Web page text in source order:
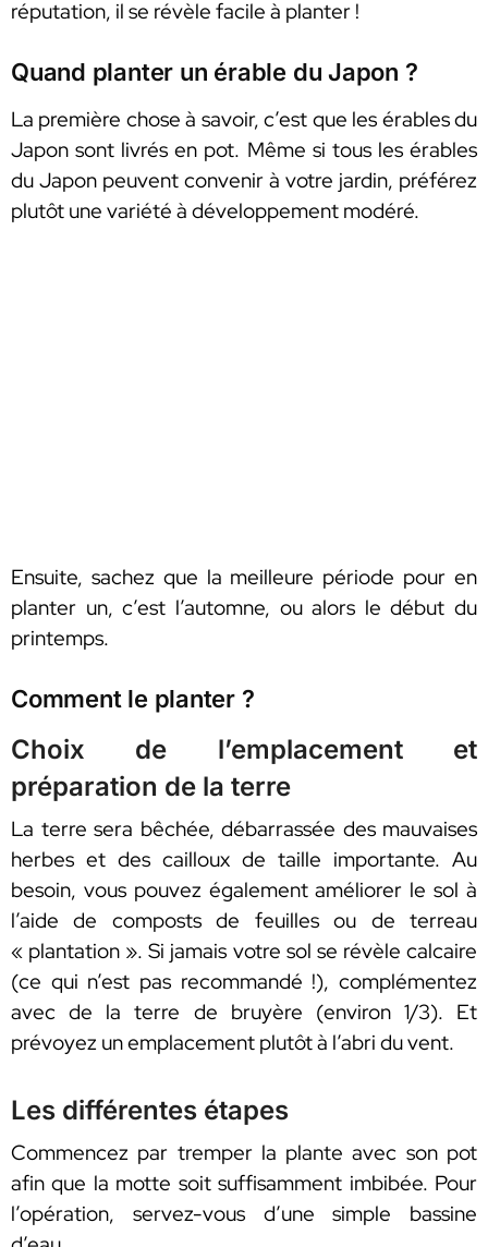
réputation, il se révèle facile à planter !
Quand planter un érable du Japon ?
La première chose à savoir, c’est que les érables du
Japon sont livrés en pot. Même si tous les érables
du Japon peuvent convenir à votre jardin, préférez
plutôt une variété à développement modéré.
Ensuite, sachez que la meilleure période pour en
planter un, c’est l’automne, ou alors le début du
printemps.
Comment le planter ?
Choix de l’emplacement et
préparation de la terre
La terre sera bêchée, débarrassée des mauvaises
herbes et des cailloux de taille importante. Au
besoin, vous pouvez également améliorer le sol à
l’aide de composts de feuilles ou de terreau
« plantation ». Si jamais votre sol se révèle calcaire
(ce qui n’est pas recommandé !), complémentez
avec de la terre de bruyère (environ 1/3). Et
prévoyez un emplacement plutôt à l’abri du vent.
Les différentes étapes
Commencez par tremper la plante avec son pot
afin que la motte soit suffisamment imbibée. Pour
l’opération, servez-vous d’une simple bassine